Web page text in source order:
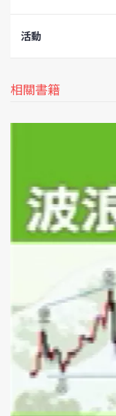
活動
相關書籍